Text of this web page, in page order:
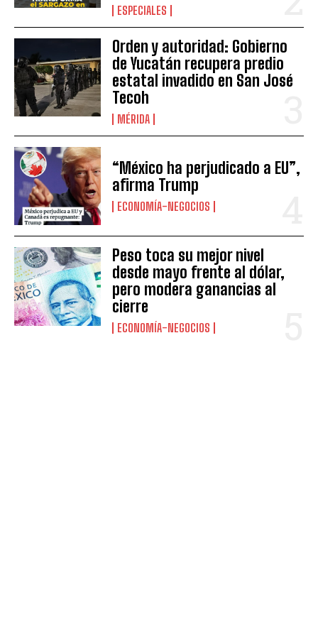
ESPECIALES
Orden y autoridad: Gobierno
de Yucatán recupera predio
estatal invadido en San José
Tecoh
MÉRIDA
“México ha perjudicado a EU”,
afirma Trump
ECONOMÍA-NEGOCIOS
Peso toca su mejor nivel
desde mayo frente al dólar,
pero modera ganancias al
cierre
ECONOMÍA-NEGOCIOS